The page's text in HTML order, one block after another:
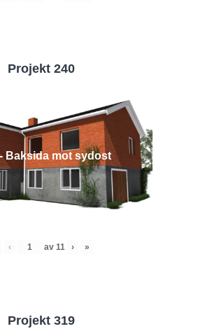
Projekt 240
Baksida mot sydost
‹ av 11 › »
Projekt 319